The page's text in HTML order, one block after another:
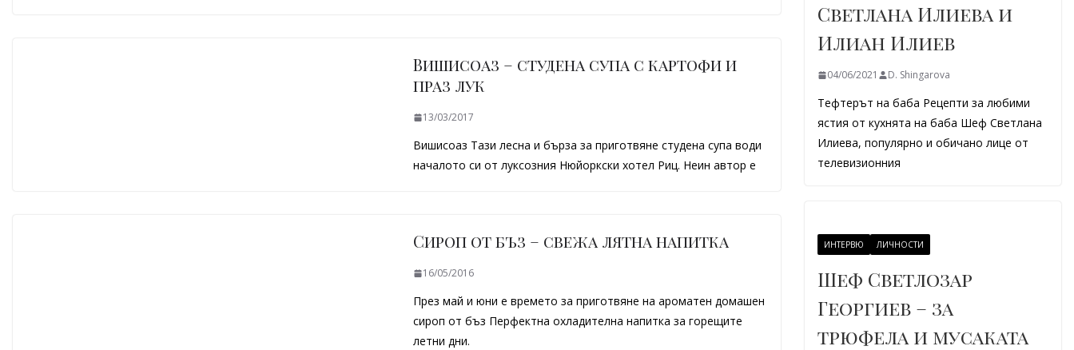
Вишисоаз – студена супа с картофи и
праз лук
13/03/2017
Вишисоаз Тази лесна и бърза за приготвяне студена супа води
началото си от луксозния Нюйоркски хотел Риц. Неин автор е
Сироп от бъз – свежа лятна напитка
16/05/2016
През май и юни е времето за приготвяне на ароматен домашен
сироп от бъз Перфектна охладителна напитка за горещите
летни дни.
Светлана Илиева и
Илиан Илиев
04/06/2021 D. Shingarova
Тефтерът на баба Рецепти за любими
ястия от кухнята на баба Шеф Светлана
Илиева, популярно и обичано лице от
телевизионния
ИНТЕРВЮ ЛИЧНОСТИ
Шеф Светлозар
Георгиев – за
трюфела и мусаката